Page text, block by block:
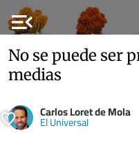
menu_open
No se puede ser
medias
Carlos Loret de Mola
El Universal